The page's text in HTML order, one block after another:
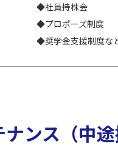
◆社員持株会
◆プロポーズ制度
◆奨学金支援制度な
ンス（中途